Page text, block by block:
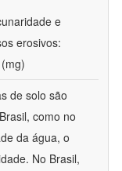
e
erosivos:
de solo são
como no
da água, o
No Brasil,